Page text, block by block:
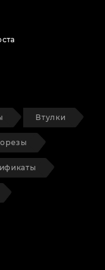
Втулки